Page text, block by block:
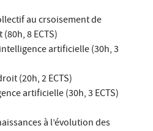
au crsoisement de
8 ECTS)
artificielle (30h, 3
(20h, 2 ECTS)
artificielle (30h, 3 ECTS)
à l’évolution des